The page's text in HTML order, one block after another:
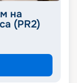
на
(PR2)